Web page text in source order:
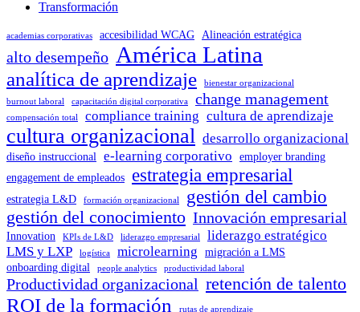
Transformación
academias corporativas accesibilidad WCAG Alineación estratégica
alto desempeño América Latina
analítica de aprendizaje bienestar organizacional
burnout laboral capacitación digital corporativa change management
compensación total compliance training cultura de aprendizaje
cultura organizacional desarrollo organizacional
diseño instruccional e-learning corporativo
employer branding
engagement de empleados
estrategia empresarial
estrategia L&D formación organizacional gestión del cambio
gestión del conocimiento Innovación empresarial
Innovation KPIs de L&D liderazgo empresarial
liderazgo estratégico
LMS y LXP
logística microlearning
migración a LMS
onboarding digital
people analytics productividad laboral
Productividad organizacional retención de talento
ROI de la formación rutas de aprendizaje